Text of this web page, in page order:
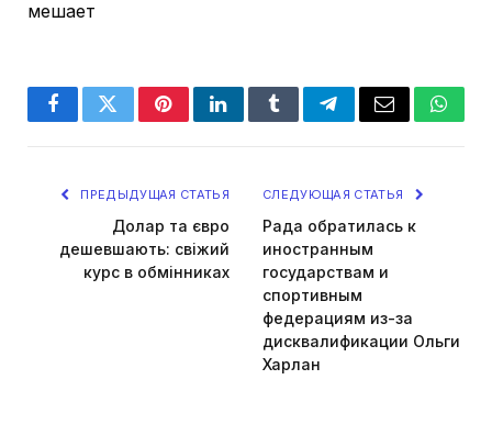
мешает
FacebookTwitterPinterestLinkedInTumblrTelegramEmail
ПРЕДЫДУЩАЯ СТАТЬЯ
Долар та євро
дешевшають: свіжий
курс в обмінниках
СЛЕДУЮЩАЯ СТАТЬЯ
Рада обратилась к
иностранным
государствам и
спортивным
федерациям из-за
дисквалификации Ольги
Харлан